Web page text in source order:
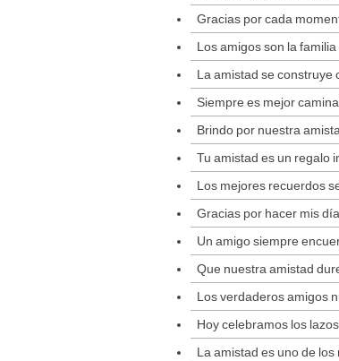
Gracias por cada
Los amigos son la
La amistad se construye
Siempre es mejor
Brindo por nuestra
Tu amistad es un regalo
Los mejores recuerdos
Gracias por hacer mis
Un amigo siempre
Que nuestra amistad
Los verdaderos amigos
Hoy celebramos los
La amistad es uno de